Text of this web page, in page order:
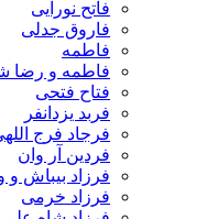
فاتح نورایی
فاروق جدلی
فاطمه
فاطمه و رضا
فتاح فتحی
فربد یزدانفر
فرجاد فرج
فردین آر وان
فرزاد بیباش و
فرزاد خرمی